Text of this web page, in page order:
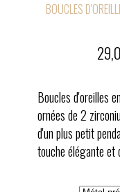
BOUCLES
Boucles d'oreilles
ornées de 2
d'un plus petit
touche élégante et